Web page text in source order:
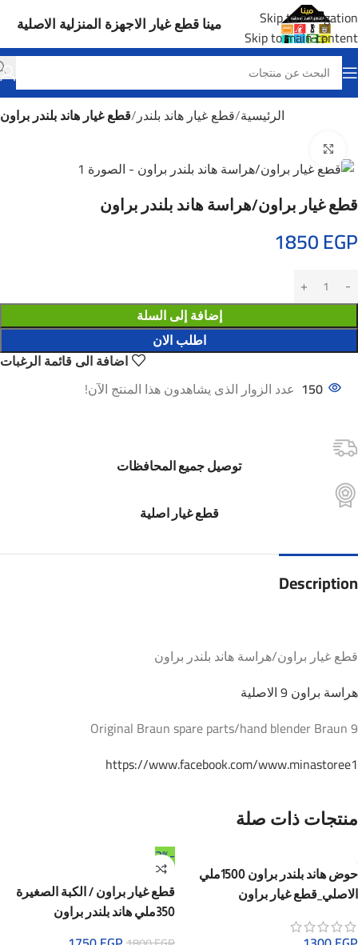
Skip to navigation
Skip to main content
مينا قطع غيار الاجهزة المنزلية الاصلية
الرئيسية قطع غيار هاند بلندر قطع غيار هاند بلندر براون
قطع غيار براون/هراسة هاند بلندر براون
1850EGP
إضافة إلى السلة
اطلب الان
اضافة الى قائمة الرغبات
150 عدد الزوار الذى يشاهدون هذا المنتج الآن!
توصيل جميع المحافظات
قطع غيار اصلية
Description
قطع غيار براون/هراسة هاند بلندر براون
هراسة براون 9 الاصلية
Original Braun spare parts/hand blender Braun 9
https://www.facebook.com/www.minastoree1
منتجات ذات صلة
حوض هاند بلندر براون 1500ملي
الاصلي_قطع غيار براون
-3%
قطع غيار براون / الكبة الصغيرة
350ملي هاند بلندر براون